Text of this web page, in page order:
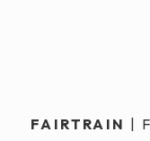
FAIRTRAIN |